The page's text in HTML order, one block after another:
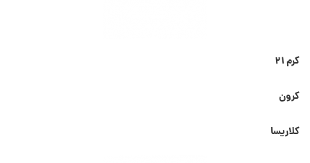
کرم ۲۱
کرون
کلاریسا